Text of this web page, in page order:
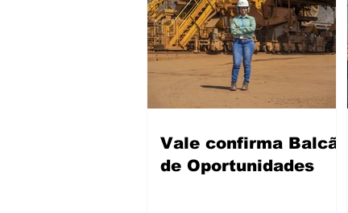
Vale confirma Balcão
de Oportunidades